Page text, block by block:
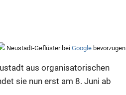
Neustadt-Geflüster bei Google bevorzugen
aus organisatorischen
sie nun erst am 8. Juni ab